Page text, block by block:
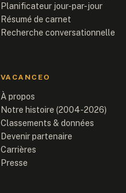
Planificateur jour-par-jour
Résumé de carnet
Recherche conversationnelle
VACANCEO
À propos
Notre histoire (2004-2026)
Classements & données
Devenir partenaire
Carrières
Presse